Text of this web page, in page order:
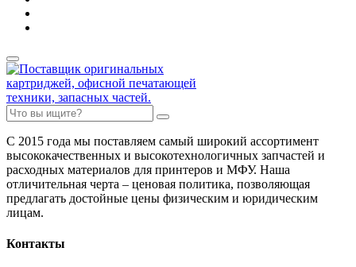
С 2015 года мы поставляем самый широкий ассортимент
высококачественных и высокотехнологичных запчастей и
расходных материалов для принтеров и МФУ. Наша
отличительная черта – ценовая политика, позволяющая
предлагать достойные цены физическим и юридическим
лицам.
Контакты